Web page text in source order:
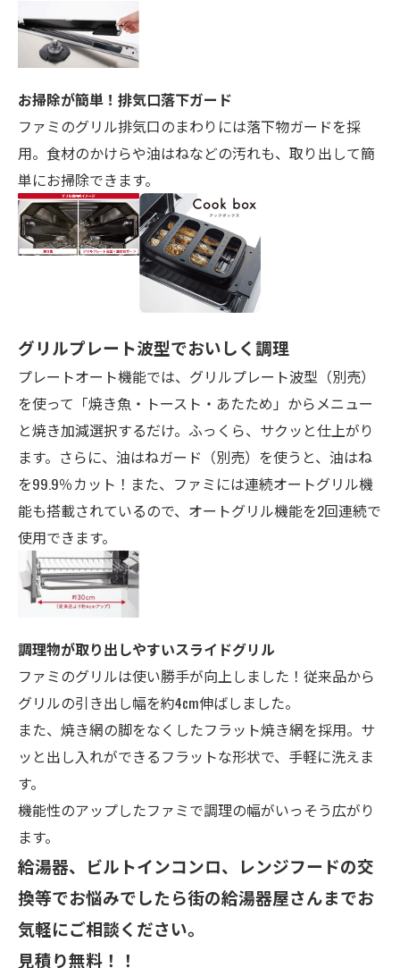
お掃除が簡単！排気口落下ガード
ファミのグリル排気口のまわりには落下物ガードを採
用。食材のかけらや油はねなどの汚れも、取り出して簡
単にお掃除できます。
グリルプレート波型でおいしく調理
プレートオート機能では、グリルプレート波型（別売）
を使って「焼き魚・トースト・あたため」からメニュー
と焼き加減選択するだけ。ふっくら、サクッと仕上がり
ます。さらに、油はねガード（別売）を使うと、油はね
を99.9％カット！また、ファミには連続オートグリル機
能も搭載されているので、オートグリル機能を2回連続で
使用できます。
調理物が取り出しやすいスライドグリル
ファミのグリルは使い勝手が向上しました！従来品から
グリルの引き出し幅を約4cm伸ばしました。
また、焼き網の脚をなくしたフラット焼き網を採用。サ
ッと出し入れができるフラットな形状で、手軽に洗えま
す。
機能性のアップしたファミで調理の幅がいっそう広がり
ます。
給湯器、ビルトインコンロ、レンジフードの交
換等でお悩みでしたら街の給湯器屋さんまでお
気軽にご相談ください。
見積り無料！！